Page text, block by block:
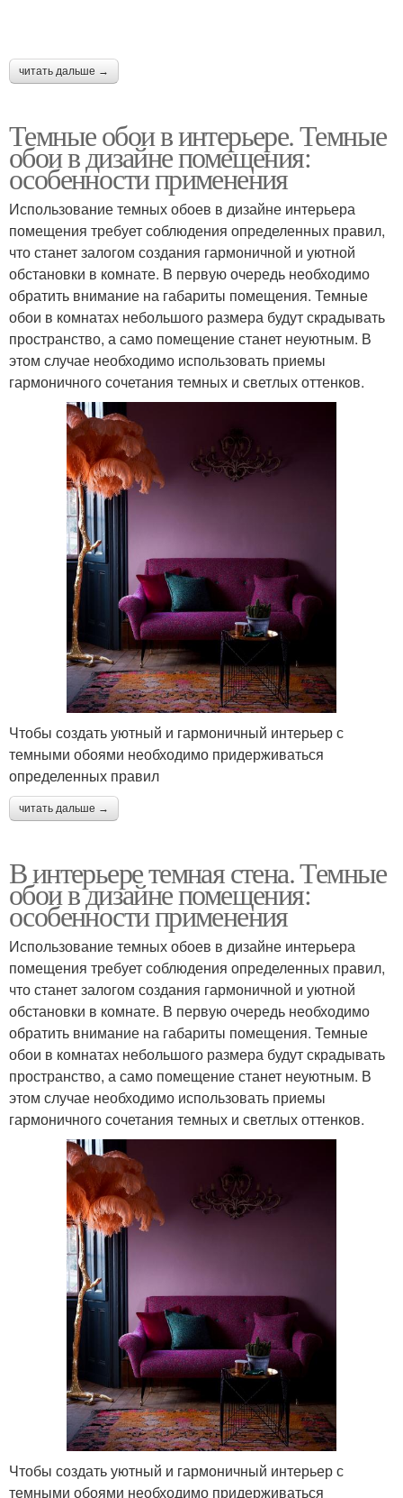
читать дальше →
Темные обои в интерьере. Темные
обои в дизайне помещения:
особенности применения
Использование темных обоев в дизайне интерьера
помещения требует соблюдения определенных правил,
что станет залогом создания гармоничной и уютной
обстановки в комнате. В первую очередь необходимо
обратить внимание на габариты помещения. Темные
обои в комнатах небольшого размера будут скрадывать
пространство, а само помещение станет неуютным. В
этом случае необходимо использовать приемы
гармоничного сочетания темных и светлых оттенков.
Чтобы создать уютный и гармоничный интерьер с
темными обоями необходимо придерживаться
определенных правил
читать дальше →
В интерьере темная стена. Темные
обои в дизайне помещения:
особенности применения
Использование темных обоев в дизайне интерьера
помещения требует соблюдения определенных правил,
что станет залогом создания гармоничной и уютной
обстановки в комнате. В первую очередь необходимо
обратить внимание на габариты помещения. Темные
обои в комнатах небольшого размера будут скрадывать
пространство, а само помещение станет неуютным. В
этом случае необходимо использовать приемы
гармоничного сочетания темных и светлых оттенков.
Чтобы создать уютный и гармоничный интерьер с
темными обоями необходимо придерживаться